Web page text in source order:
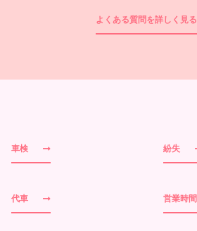
よくある質問を詳しく見る
車検 紛失
代車 営業時間